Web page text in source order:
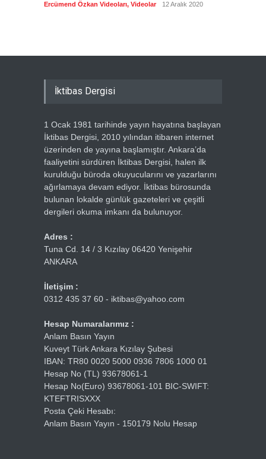
Ercümend Özkan Videoları, Videolar 12 Aralık 2020
İktibas Dergisi
1 Ocak 1981 tarihinde yayın hayatına başlayan
İktibas Dergisi, 2010 yılından itibaren internet
üzerinden de yayına başlamıştır. Ankara’da
faaliyetini sürdüren İktibas Dergisi, halen ilk
kurulduğu büroda okuyucularını ve yazarlarını
ağırlamaya devam ediyor. İktibas bürosunda
bulunan lokalde günlük gazeteleri ve çeşitli
dergileri okuma imkanı da bulunuyor.
Adres :
Tuna Cd. 14 / 3 Kızılay 06420 Yenişehir
ANKARA
İletişim :
0312 435 37 60 - iktibas@yahoo.com
Hesap Numaralarımız :
Anlam Basın Yayın
Kuveyt Türk Ankara Kızılay Şubesi
IBAN: TR80 0020 5000 0936 7806 1000 01
Hesap No (TL) 93678061-1
Hesap No(Euro) 93678061-101 BIC-SWIFT:
KTEFTRISXXX
Posta Çeki Hesabı:
Anlam Basın Yayın - 150179 Nolu Hesap